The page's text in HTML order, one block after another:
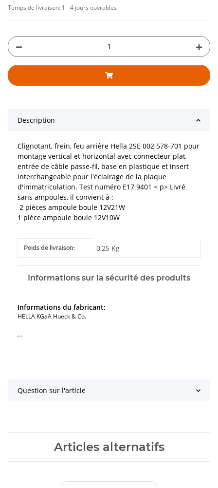
Temps de livraison: 1 - 4 jours ouvrables
Description
Clignotant, frein, feu arrière Hella 2SE 002 578-701 pour
montage vertical et horizontal avec connecteur plat,
entrée de câble passe-fil, base en plastique et insert
interchangeable pour l'éclairage de la plaque
d'immatriculation. Test numéro E17 9401 < p> Livré
sans ampoules, il convient à :
2 pièces ampoule boule 12V21W
1 pièce ampoule boule 12V10W
#productDetails.itemInformation#
#productDetails.itemValue#
Poids de livraison: 0,25 Kg
Informations sur la sécurité des produits
Informations du fabricant:
HELLA KGaA Hueck & Co.
, ,
Question sur l'article
Articles alternatifs